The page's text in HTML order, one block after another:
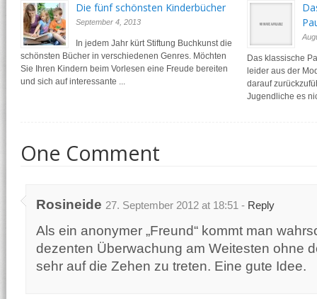
Die fünf schönsten Kinderbücher
September 4, 2013
In jedem Jahr kürt Stiftung Buchkunst die
schönsten Bücher in verschiedenen Genres. Möchten
Sie Ihren Kindern beim Vorlesen eine Freude bereiten
und sich auf interessante ...
Das klassische
leider aus der
darauf
Jugendliche es
One Comment
Rosineide 27. September 2012 at 18:51 - Reply
Als ein anonymer „Freund“ kommt man
dezenten Überwachung am Weitesten ohne
sehr auf die Zehen zu treten. Eine gute Idee.